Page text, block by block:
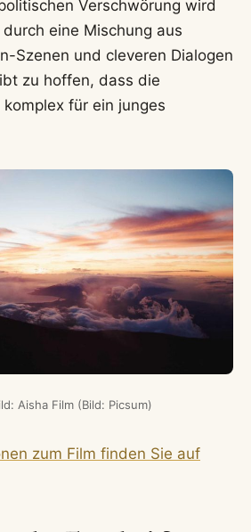
Verschwörung wird
eine Mischung aus
Szenen und cleveren Dialogen
zu hoffen, dass die
für ein junges
Aisha Film (Bild: Picsum)
zum Film finden Sie auf